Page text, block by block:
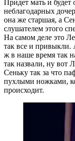
Придет мать и будет
неблагодарных
она же старшая, а
слушателем этого
На самом деле это
так все и
ж в наше время так
так назвали, ну вот
Сеньку так за что
пухлыми ножками,
происходит.